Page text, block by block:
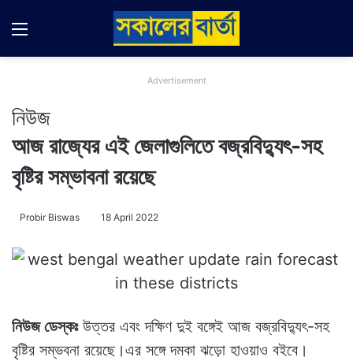
Menu
Advertisement
নিউজ
আজ রাজ্যের এই জেলাগুলিতে বজ্রবিদ্যুৎ-সহ
বৃষ্টির সম্ভাবনা রয়েছে
Probir Biswas 18 April 2022
নিউজ ডেস্কঃউত্তর এবং দক্ষিণ দুই বঙ্গেই আজ বজ্রবিদ্যুৎ-সহ
বৃষ্টির সম্ভবনা রয়েছে।এর সঙ্গে দমকা ঝড়ো হাওয়াও বইবে।